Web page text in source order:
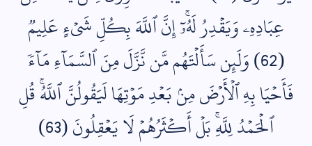
عِبَادِهِۦ وَيَقۡدِرُ لَهُۥٓۚ إِنَّ ٱللَّهَ بِكُلِّ شَيۡءٍ عَلِيمٞ
(62) وَلَئِن سَأَلۡتَهُم مَّن نَّزَّلَ مِنَ ٱلسَّمَآءِ مَآءٗ
فَأَحۡيَا بِهِ ٱلۡأَرۡضَ مِنۢ بَعۡدِ مَوۡتِهَا لَيَقُولُنَّ ٱللَّهُۚ قُلِ
ٱلۡحَمۡدُ لِلَّهِۚ بَلۡ أَكۡثَرُهُمۡ لَا يَعۡقِلُونَ (63)